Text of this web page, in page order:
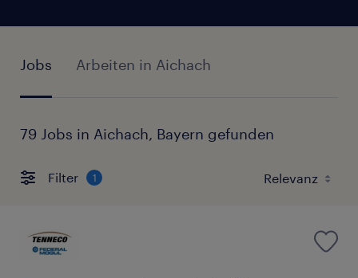
Jobs Arbeiten in Aichach
79 Jobs in Aichach, Bayern gefunden
Filter 1